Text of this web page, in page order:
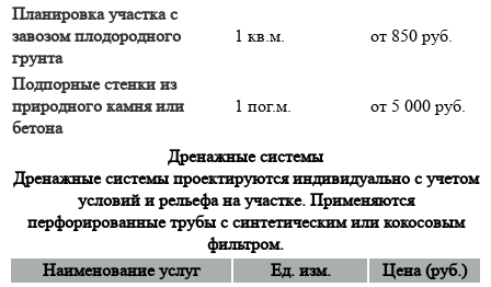
Планировка участка с
завозом плодородного
грунта
1 кв.м. от 850 руб.
Подпорные стенки из
природного камня или
бетона
1 пог.м. от 5 000 руб.
Дренажные системы
Дренажные системы проектируются индивидуально с учетом
условий и рельефа на участке. Применяются
перфорированные трубы с синтетическим или кокосовым
фильтром.
Наименование услуг
Ед. изм.
Цена (руб.)